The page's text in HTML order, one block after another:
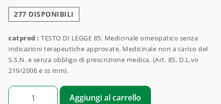
277 DISPONIBILI
catprod :TESTO DI LEGGE 85: Medicinale omeopatico senza
indicazioni terapeutiche approvate. Medicinale non a carico del
S.S.N. e senza obbligo di prescrizione medica. (Art. 85, D.L.vo
219/2006 e ss mm).
CYTOMEGALOVIRUS quantità
Aggiungi al carrello